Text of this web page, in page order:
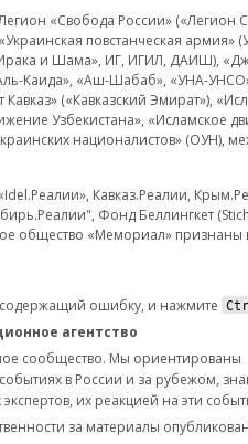
«Свобода России» («Легион
повстанческая армия»
Ирака и Шама», ИГ, ИГИЛ, ДАИШ),
Каида», «Аш-Шабаб», «УНА-
Кавказ» («Кавказский Эмират»),
Узбекистана»,
националистов» (ОУН),
Кавказ.Реалии,
Фонд Беллингкет
общество «Мемориал» признаны
ошибку, и нажмите
агентство
сообщество. Мы ориентированы
в России и за рубежом,
их реакцией на эти
за материалы